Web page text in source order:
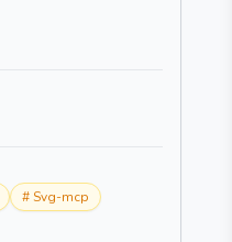
#Svg-mcp